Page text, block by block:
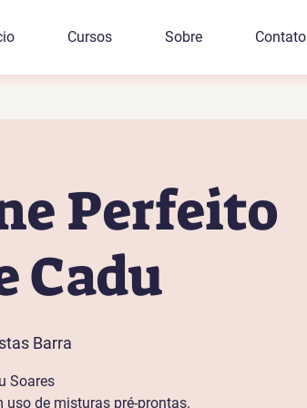
Cursos Sobre Contato
Perfeito
Cadu
Barra
Soares
uso de misturas pré-prontas.